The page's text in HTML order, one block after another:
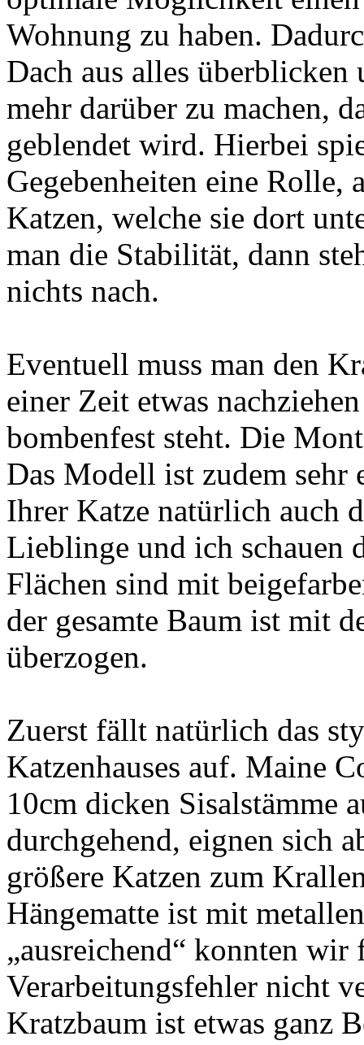
Wohnung zu haben.
Dach aus alles
mehr darüber zu machen,
geblendet wird. Hierbei
Gegebenheiten eine Rolle,
Katzen, welche sie dort
man die Stabilität, dann
nichts nach.
Eventuell muss man den
einer Zeit etwas
bombenfest steht. Die
Das Modell ist zudem sehr
Ihrer Katze natürlich auch
Lieblinge und ich schauen
Flächen sind mit
der gesamte Baum ist mit
überzogen.
Zuerst fällt natürlich das
Katzenhauses auf. Maine
10cm dicken Sisalstämme
durchgehend, eignen sich
größere Katzen zum
Hängematte ist mit
„ausreichend“ konnten
Verarbeitungsfehler nicht
Kratzbaum ist etwas ganz